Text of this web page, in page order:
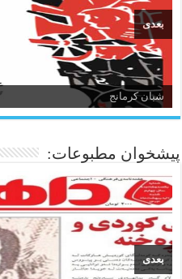
شبان کرمانج
زبان و ادبیات کردی
بعدی
پیشخوان مطبوعات:
بعدی